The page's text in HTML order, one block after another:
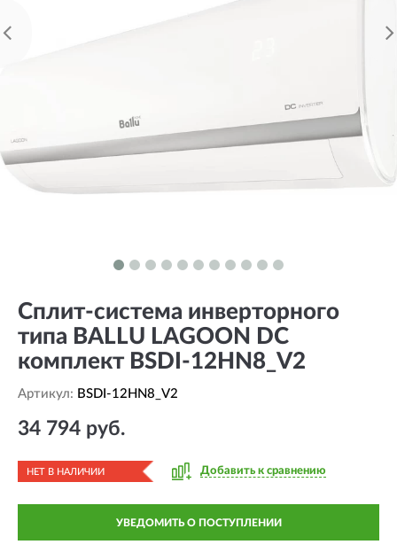
Сплит-система инверторного
типа BALLU LAGOON DC
комплект BSDI-12HN8_V2
Артикул: BSDI-12HN8_V2
34 794 руб.
НЕТ В НАЛИЧИИ Добавить к сравнению
УВЕДОМИТЬ О ПОСТУПЛЕНИИ